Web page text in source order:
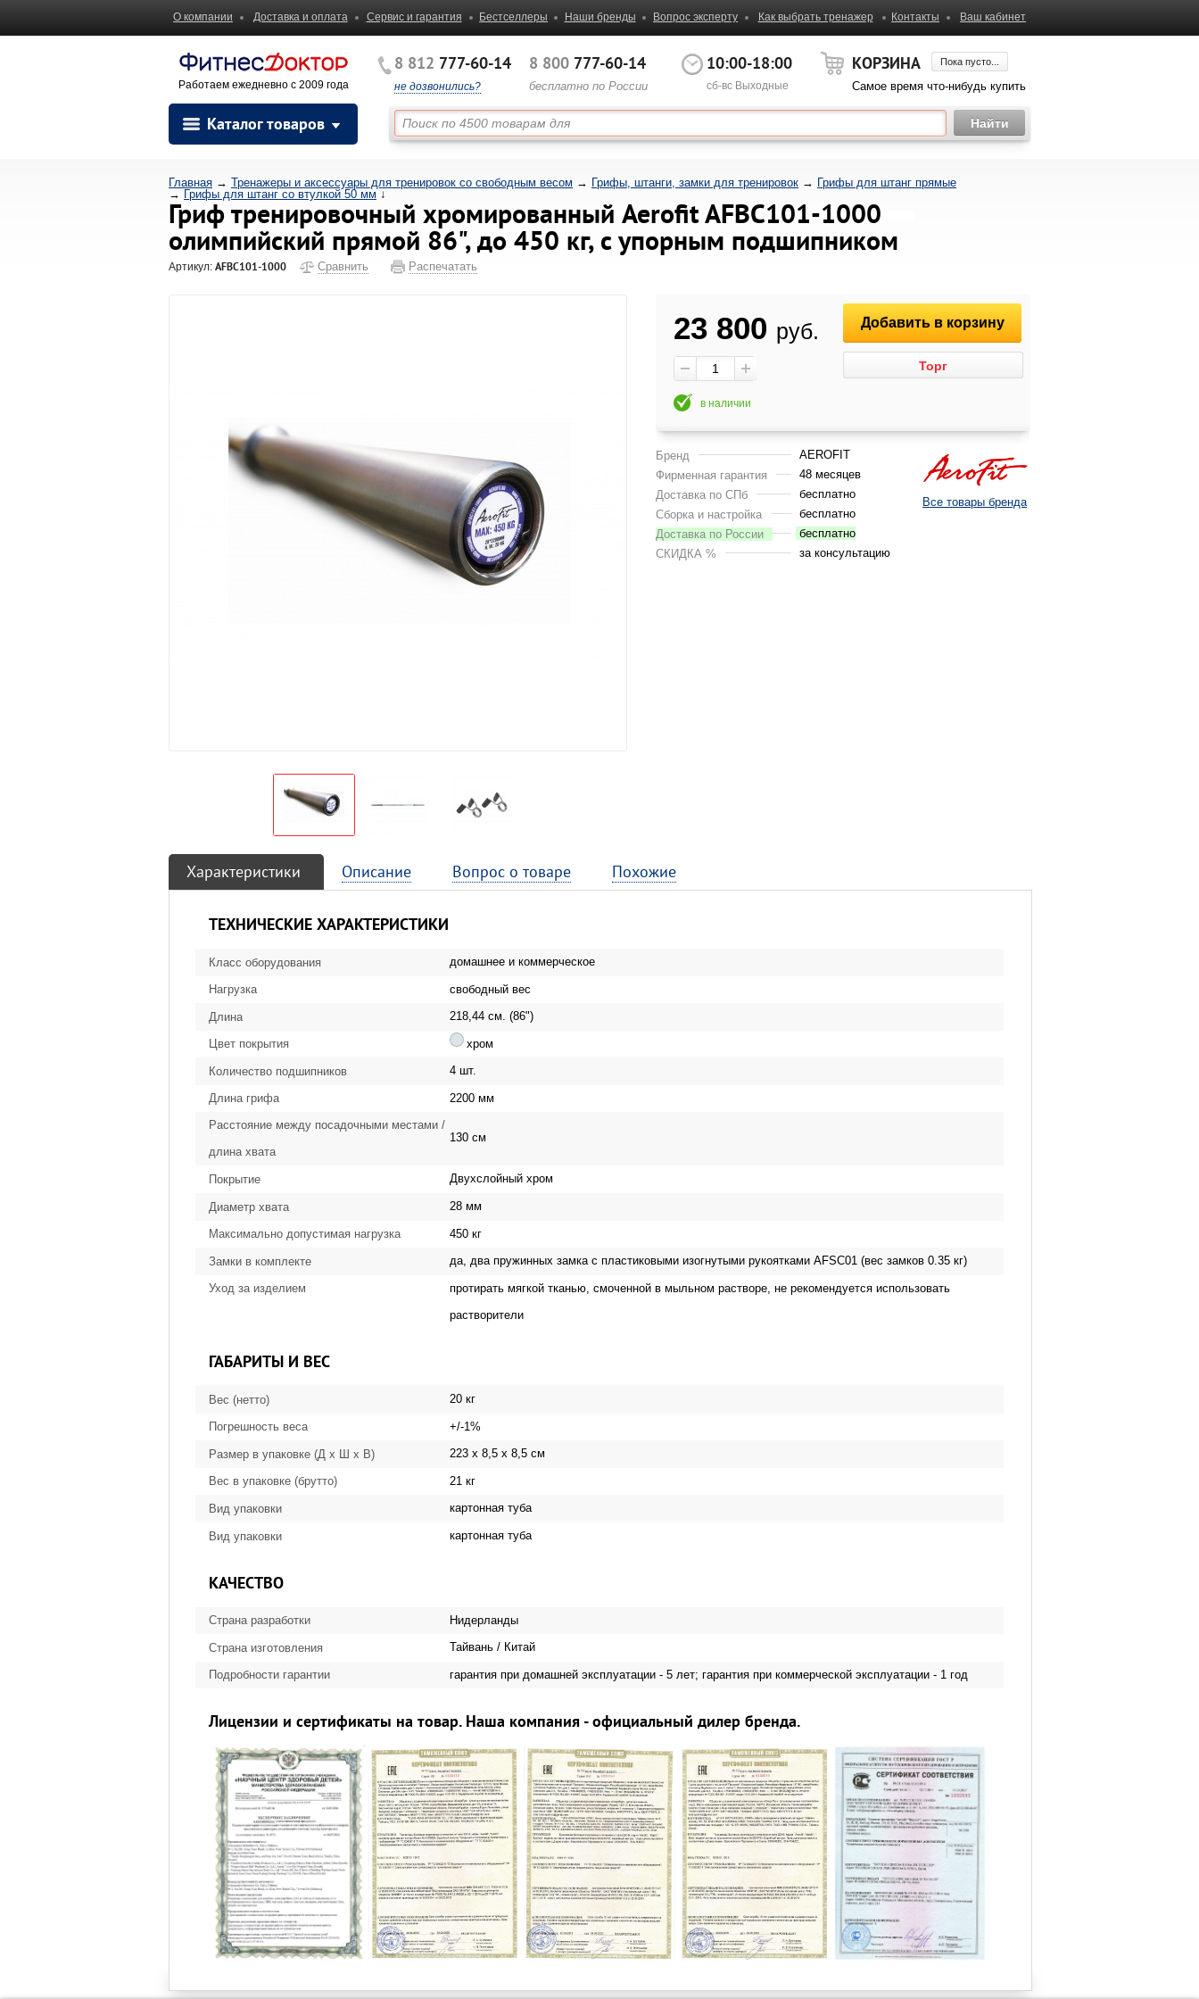
О компании Доставка и оплата Сервис и гарантия Бестселлеры Наши бренды Вопрос эксперту Как выбрать тренажер Контакты Ваш кабинет
Работаем ежедневно с 2009 года
8 812 777-60-14
не дозвонились?
8 800 777-60-14
бесплатно по России
10:00-18:00
сб-вс Выходные
КОРЗИНА Пока пусто...
Самое время что-нибудь купить
Каталог товаров
Главная → Тренажеры и аксессуары для тренировок со свободным весом → Грифы, штанги, замки для тренировок → Грифы для штанг прямые
→ Грифы для штанг со втулкой 50 мм ↓
Гриф тренировочный хромированный Aerofit AFBC101-1000
олимпийский прямой 86", до 450 кг, с упорным подшипником
Артикул: AFBC101-1000 Сравнить Распечатать
23 800 руб.
в наличии
Добавить в корзину
Торг
Бренд
AEROFIT
Фирменная гарантия
48 месяцев
Доставка по СПб
бесплатно
Сборка и настройка
бесплатно
Доставка по России
бесплатно
СКИДКА %
за консультацию
Все товары бренда
Характеристики Описание Вопрос о товаре Похожие
ТЕХНИЧЕСКИЕ ХАРАКТЕРИСТИКИ
Класс оборудования домашнее и коммерческое
Нагрузка свободный вес
Длина 218,44 см. (86")
Цвет покрытия хром
Количество подшипников 4 шт.
Длина грифа 2200 мм
Расстояние между посадочными местами /
длина хвата
130 см
Покрытие Двухслойный хром
Диаметр хвата 28 мм
Максимально допустимая нагрузка 450 кг
Замки в комплекте да, два пружинных замка с пластиковыми изогнутыми рукоятками AFSC01 (вес замков 0.35 кг)
Уход за изделием протирать мягкой тканью, смоченной в мыльном растворе, не рекомендуется использовать
растворители
ГАБАРИТЫ И ВЕС
Вес (нетто) 20 кг
Погрешность веса +/-1%
Размер в упаковке (Д х Ш х В) 223 x 8,5 x 8,5 см
Вес в упаковке (брутто) 21 кг
Вид упаковки картонная туба
Вид упаковки картонная туба
КАЧЕСТВО
Страна разработки Нидерланды
Страна изготовления Тайвань / Китай
Подробности гарантии гарантия при домашней эксплуатации - 5 лет; гарантия при коммерческой эксплуатации - 1 год
Лицензии и сертификаты на товар. Наша компания - официальный дилер бренда.